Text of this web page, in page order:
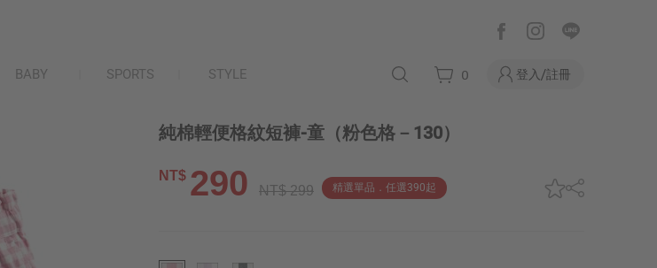
BABY SPORTS STYLE 0 登入/註冊
純棉輕便格紋短褲-童 （粉色格－130）
NT$ 290 NT$ 299 精選單品．任選390起